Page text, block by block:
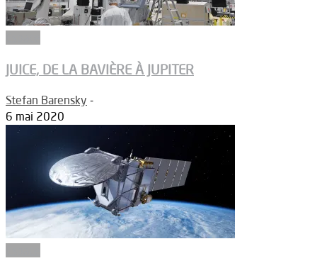
JUICE, DE LA BAVIÈRE À JUPITER
Stefan Barensky -
6 mai 2020